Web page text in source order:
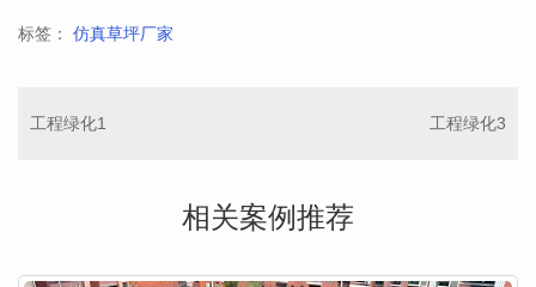
标签： 仿真草坪厂家
工程绿化1 工程绿化3
相关案例推荐